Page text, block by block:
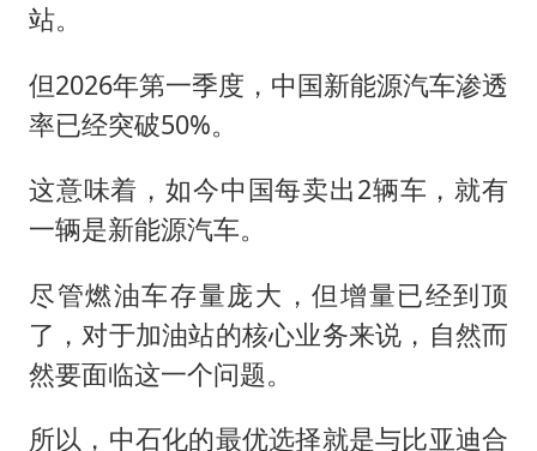
站。
但2026年第一季度，中国新能源汽车渗透
率已经突破50%。
这意味着，如今中国每卖出2辆车，就有
一辆是新能源汽车。
尽管燃油车存量庞大，但增量已经到顶
了，对于加油站的核心业务来说，自然而
然要面临这一个问题。
所以，中石化的最优选择就是与比亚迪合